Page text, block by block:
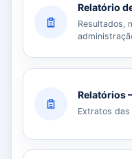
Relatório
Resultados,
Relatórios
Extratos